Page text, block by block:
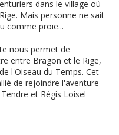
dans le village où
Mais personne ne sait
comme proie...
nous permet de
entre Bragon et le Rige,
l'Oiseau du Temps. Cet
de rejoindre l'aventure
et Régis Loisel